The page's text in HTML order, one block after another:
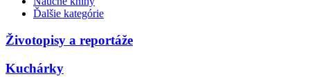
Ďalšie kategórie
Životopisy a reportáže
Kuchárky